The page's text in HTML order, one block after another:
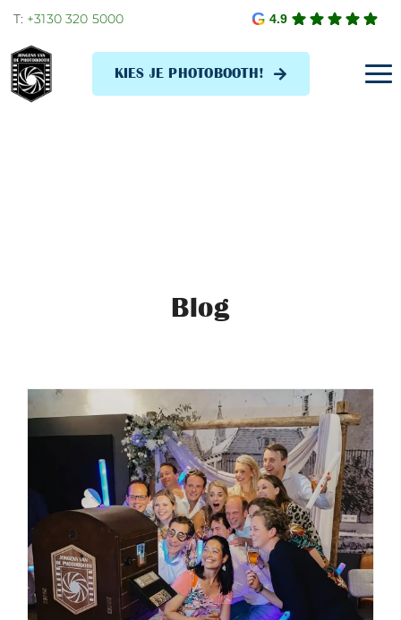
content
T: +3130 320 5000 4.9
KIES JE PHOTOBOOTH!
Blog